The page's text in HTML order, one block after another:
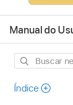
Manual do
Buscar
manual
Índice